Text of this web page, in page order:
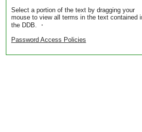
Select a portion of the text by dragging your
mouse to view all terms in the text contained
the DDB. ・
Password Access Policies